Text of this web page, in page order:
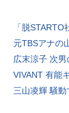
「脱
元TBSアナの
広末涼子 次
VIVANT 有能
三山凌輝 騒